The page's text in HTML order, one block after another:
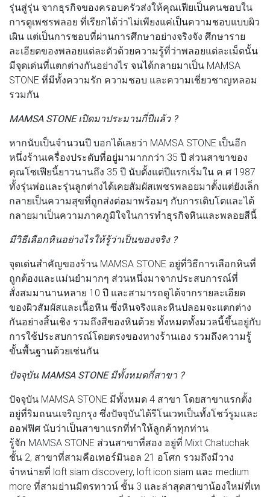
รุ่นสู่รุ่น จากธุรกิจของครอบครัวส่งให้คุณเฟียเป็นคนชอบใน
การดูเพชรพลอย ที่เรียกได้ว่าไม่เพียงแค่เป็นความชอบแบบผิว
เผิน แต่เป็นการชอบที่ผ่านการศึกษาอย่างจริงจัง ศึกษาราย
ละเอียดของพลอยแต่ละตัวด้วยความรู้ที่ว่าพลอยแต่ละเม็ดนั้น
มีจุดเด่นที่แตกต่างกันอย่างไร จนได้กลายมาเป็น MAMSA
STONE ที่มีทั้งความรัก ความชอบ และความเชี่ยวชาญหลอม
รวมกัน
MAMSA STONE เปิดมาประมานกี่ปีแล้ว ?
หากนับเป็นจำนวนปี บอกได้เลยว่า MAMSA STONE เป็นอีก
หนึ่งร้านเครื่องประดับที่อยู่มามากกว่า 35 ปี ส่วนสาขาของ
คุณโซเฟียนี้ยาวนานถึง 35 ปี นับตั้งแต่ปีแรกเริ่มใน ค.ศ 1987
ทั้งรุ่นพ่อและรุ่นลูกต่างได้เคยสัมผัสเพชรพลอยมาตั้งแต่ยังเล็ก
กลายเป็นความสุขที่ถูกส่งต่อมาพร้อมๆ กับการเติบโตและได้
กลายมาเป็นความภาคภูมิใจในการทำธุรกิจหินและพลอยสีนี้
มีวิธีเลือกหินอย่างไรให้รู้ว่าเป็นของจริง ?
จุดเด่นสำคัญของร้าน MAMSA STONE อยู่ที่วิธีการเลือกหินที่
ถูกต้องและแม่นยำมากๆ ส่วนหนึ่งมาจากประสบการณ์ที่
สั่งสมมานานหลาย 10 ปี และสามารถดูได้จากรายละเอียด
ของผิวสัมผัสและเนื้อหิน ซึ่งหินจริงและหินปลอมจะแตกต่าง
กันอย่างสิ้นเชิง รวมถึงสีของหินด้วย ทั้งหมดทั้งมวลนี้ขึ้นอยู่กับ
การใช้ประสบการณ์โดยตรงของทางร้านเอง รวมถึงความรู้
ขั้นพื้นฐานด้วยเช่นกัน
ปัจจุบัน MAMSA STONE มีทั้งหมดกี่สาขา ?
ปัจจุบัน MAMSA STONE มีทั้งหมด 4 สาขา โดยสาขาแรกตั้ง
อยู่ที่ริมถนนเจริญกรุง ซึ่งปัจจุบันได้รีโนเวทเป็นทั้งโชว์รูมและ
ออฟฟิศ นับว่าเป็นสาขาแรกที่ทำให้ลูกค้าทุกท่าน
รู้จัก MAMSA STONE ส่วนสาขาที่สอง อยู่ที่ Mixt Chatuchak
ชั้น 2, สาขาที่สามคือเทอร์มินอล 21 อโศก รวมถึงมีวาง
จำหน่ายที่ loft siam discovery, loft icon siam และ medium
more ที่สามย่านมิตรทาวน์ ชั้น 3 และล่าสุดสาขาน้องใหม่ที่เท